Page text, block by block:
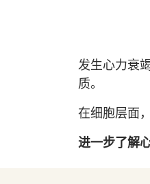
发生心力衰
质。
在细胞层面
进一步了解